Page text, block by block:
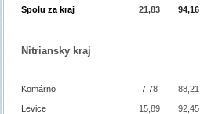
Spolu za kraj 21,83 94,16
Nitriansky kraj
Komárno 7,78 88,21
Levice 15,89 92,45